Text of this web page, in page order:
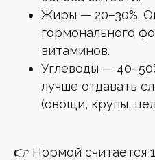
Жиры — 20–30%.
гормонального
витаминов.
Углеводы —
лучше отдавать
(овощи, крупы,
👉 Нормой считается